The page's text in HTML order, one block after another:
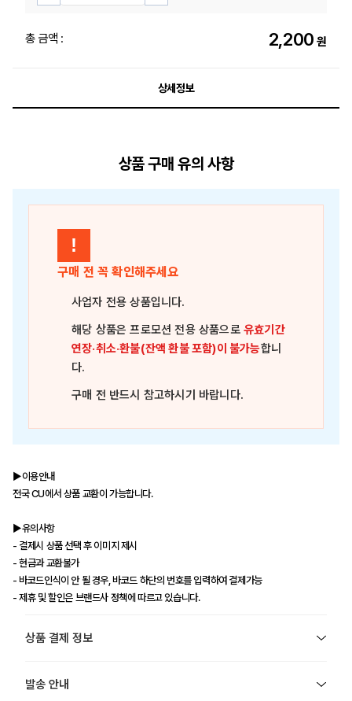
총 금액 : 2,200 원
상세정보
상품 구매 유의 사항
!
구매 전 꼭 확인해주세요
사업자 전용 상품입니다.
해당 상품은프로모션 전용 상품으로유효기간
연장·취소·환불(잔액 환불 포함)이 불가능합니
다.
구매 전 반드시 참고하시기 바랍니다.
▶이용안내
전국 CU에서 상품 교환이 가능합니다.
▶유의사항
- 결제시 상품 선택 후 이미지 제시
- 현금과 교환불가
- 바코드인식이 안 될 경우, 바코드 하단의 번호를 입력하여 결제가능
- 제휴 및 할인은 브랜드사 정책에 따르고 있습니다.
상품 결제 정보
발송 안내